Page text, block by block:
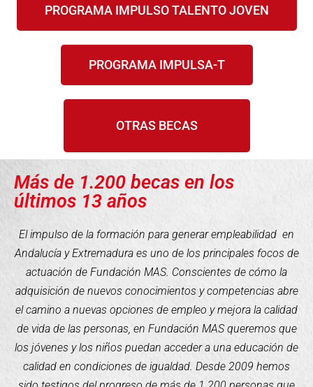
PROGRAMA IMPULSO TALENTO JOVEN
PROGRAMA IMPULSA-T
OTRAS BECAS
Más de 1.200 becas en los
últimos 13 años
El impulso de la formación para generar empleabilidad en
Andalucía y Extremadura es uno de los principales focos de
actuación de Fundación MAS. Conscientes de cómo la
adquisición de nuevos conocimientos y competencias abre
el camino a nuevas opciones de empleo y mejora la calidad
de vida de las personas, en Fundación MAS queremos que
los jóvenes y los niños puedan acceder a una educación de
calidad en condiciones de igualdad. Desde 2009 hemos